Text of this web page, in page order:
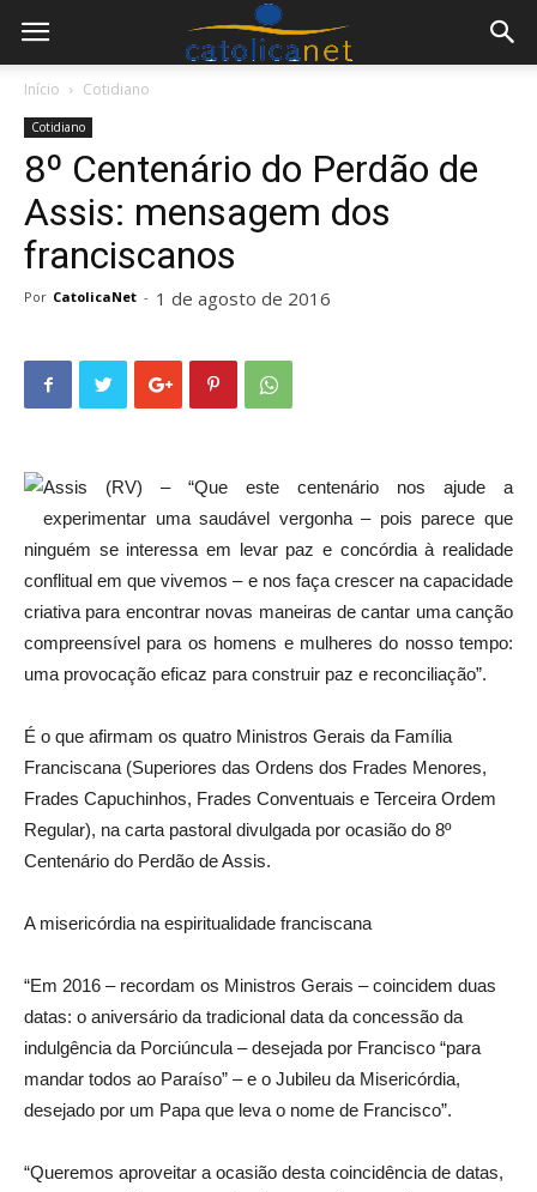
Início Cotidiano
Cotidiano
8º Centenário do Perdão de
Assis: mensagem dos
franciscanos
Por CatolicaNet - 1 de agosto de 2016
Assis (RV) – “Que este centenário nos ajude a
experimentar uma saudável vergonha – pois parece que
ninguém se interessa em levar paz e concórdia à realidade
conflitual em que vivemos – e nos faça crescer na capacidade
criativa para encontrar novas maneiras de cantar uma canção
compreensível para os homens e mulheres do nosso tempo:
uma provocação eficaz para construir paz e reconciliação”.
É o que afirmam os quatro Ministros Gerais da Família
Franciscana (Superiores das Ordens dos Frades Menores,
Frades Capuchinhos, Frades Conventuais e Terceira Ordem
Regular), na carta pastoral divulgada por ocasião do 8º
Centenário do Perdão de Assis.
A misericórdia na espiritualidade franciscana
“Em 2016 – recordam os Ministros Gerais – coincidem duas
datas: o aniversário da tradicional data da concessão da
indulgência da Porciúncula – desejada por Francisco “para
mandar todos ao Paraíso” – e o Jubileu da Misericórdia,
desejado por um Papa que leva o nome de Francisco”.
“Queremos aproveitar a ocasião desta coincidência de datas,